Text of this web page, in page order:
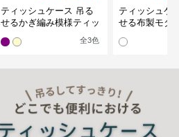
ティッシュケース 吊る
せるかぎ編み模様ティッ
全3色
ティッシュケ
せる布製モダ